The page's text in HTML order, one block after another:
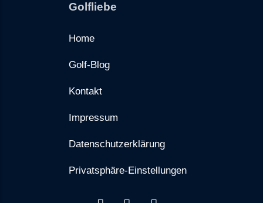
Golfliebe
Home
Golf-Blog
Kontakt
Impressum
Datenschutzerklärung
Privatsphäre-Einstellungen